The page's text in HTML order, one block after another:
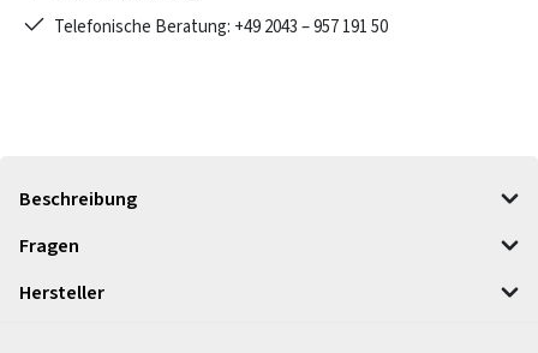
Telefonische Beratung: +49 2043 – 957 191 50
Beschreibung
Fragen
Hersteller